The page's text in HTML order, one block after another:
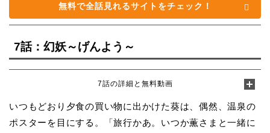
無料で全話見れるサイトをチェック！
7話：幻妖～げんよう～
7話の詳細と無料動画
いつもどおり夕食の買い物に出かけた葵は、偶然、温泉の
ポスターを目にする。「旅行かあ。いつか薫さまと一緒に